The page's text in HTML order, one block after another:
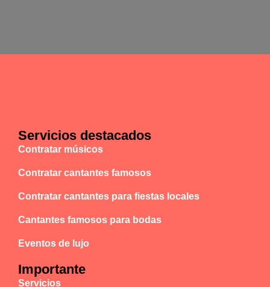
Servicios destacados
Contratar músicos
Contratar cantantes famosos
Contratar cantantes para fiestas locales
Cantantes famosos para bodas
Eventos de lujo
Importante
Servicios